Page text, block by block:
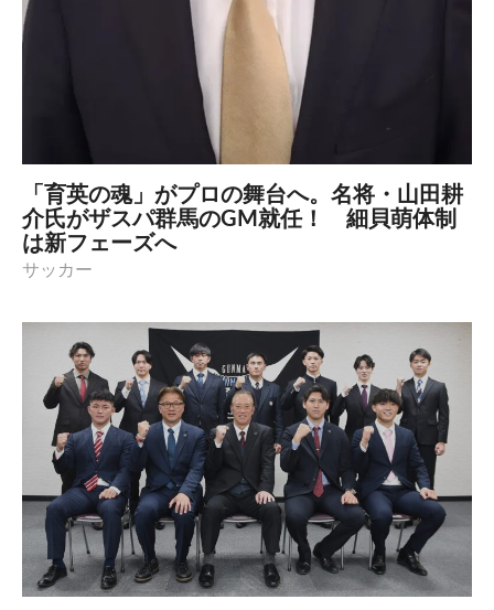
「育英の魂」がプロの舞台へ。名将・山田耕
介氏がザスパ群馬のGM就任！ 細貝萌体制
は新フェーズへ
サッカー